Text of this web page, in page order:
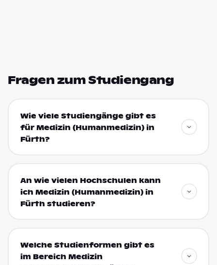
Fragen zum Studiengang
Wie viele Studiengänge gibt es
für Medizin (Humanmedizin) in
Fürth?
An wie vielen Hochschulen kann
ich Medizin (Humanmedizin) in
Fürth studieren?
Welche Studienformen gibt es
im Bereich Medizin